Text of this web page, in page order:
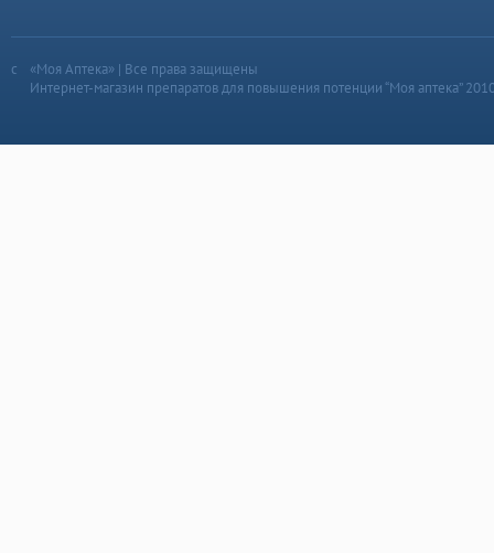
«Моя Аптека» | Все права защищены
Интернет-магазин препаратов для повышения потенции “Моя аптека”